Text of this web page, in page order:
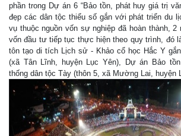
phần trong Dự án 6 “Bảo tồn, phát huy giá trị
đẹp các dân tộc thiểu số gắn với phát triển du
vụ thuộc nguồn vốn sự nghiệp đã hoàn thành, 2
vốn đầu tư tiếp tục thực hiện theo quy trình, đó
tôn tạo di tích Lịch sử - Khảo cổ học Hắc Y
(xã Tân Lĩnh, huyện Lục Yên), Dự án Bảo
thống dân tộc Tày (thôn 5, xã Mường Lai, huyện